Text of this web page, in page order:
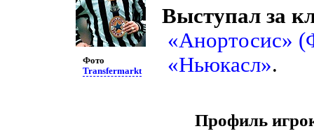
Фото
Transfermarkt
Выступал за
«Анортосис»
«Ньюкасл».
Профиль